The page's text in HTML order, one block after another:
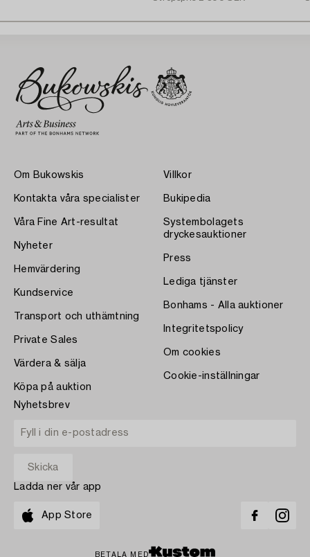
Om Bukowskis
Kontakta våra specialister
Våra Fine Art-resultat
Nyheter
Hemvärdering
Kundservice
Transport och uthämtning
Private Sales
Värdera & sälja
Köpa på auktion
Villkor
Bukipedia
Systembolagets
dryckesauktioner
Press
Lediga tjänster
Bonhams - Alla auktioner
Integritetspolicy
Om cookies
Cookie-inställningar
Nyhetsbrev
Ladda ner vår app
App Store
BETALA MED